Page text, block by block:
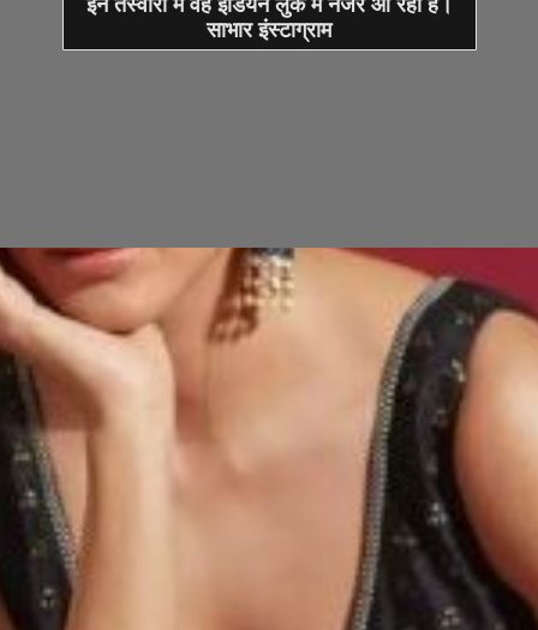
इन तस्वीरों में वह इंडियन लुक में नजर आ रही हैं।
साभार इंस्टाग्राम